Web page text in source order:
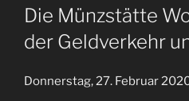
AM
Die Münzstätte
der Geldverkehr
Donnerstag, 27. Februar